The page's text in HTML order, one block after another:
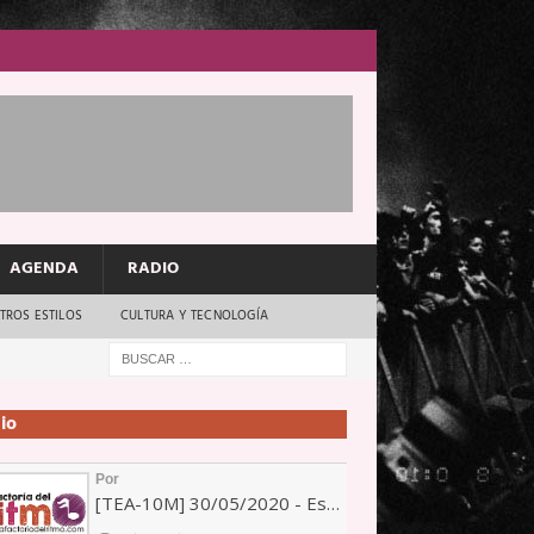
AGENDA RADIO
ESTILOS CULTURA Y TECNOLOGÍA